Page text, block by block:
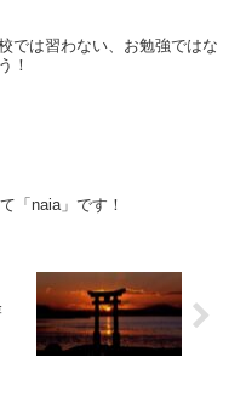
では習わない、お勉強ではな
！
「naia」です！